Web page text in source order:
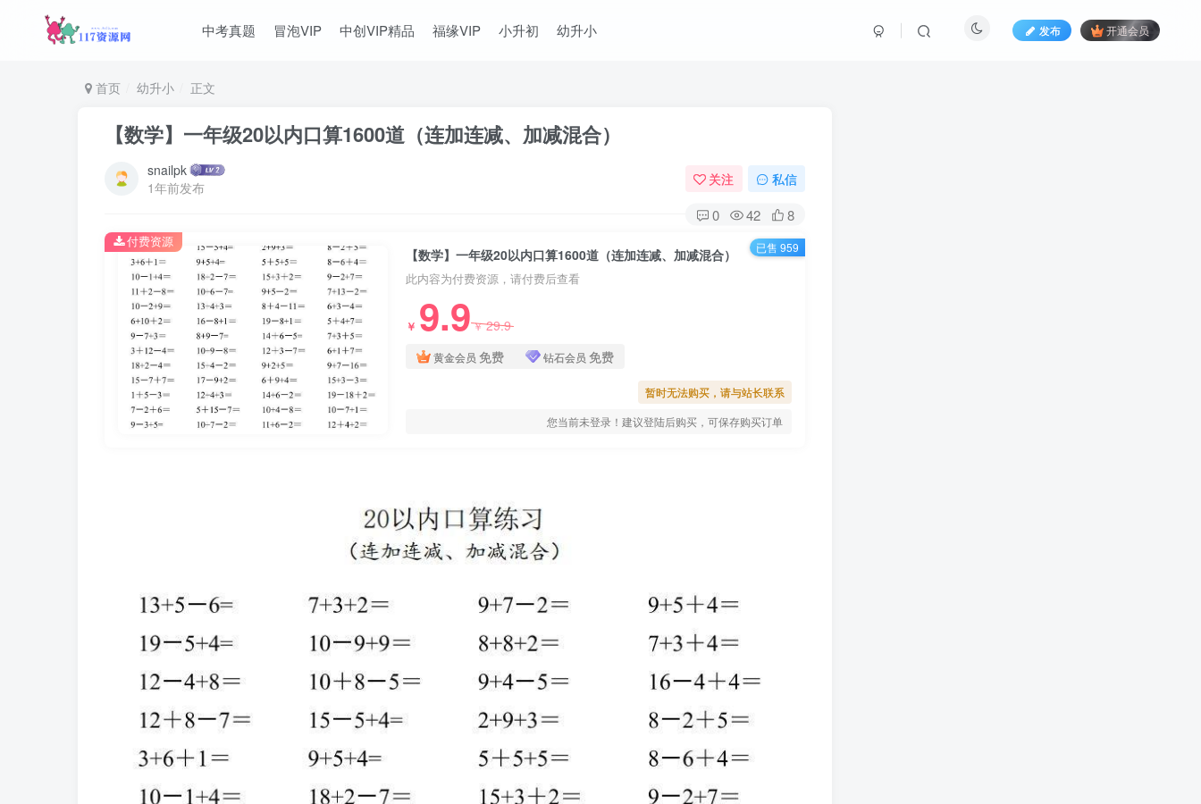
中考真题 冒泡VIP 中创VIP精品 福缘VIP 小升初 幼升小 发布 开通会员
首页 幼升小 正文
【数学】一年级20以内口算1600道（连加连减、加减混合）
snailpk
1年前发布
关注 私信
0 42 8
【数学】一年级20以内口算1600道（连加连减、加减混合）
此内容为付费资源，请付费后查看
￥ 9.9￥29.9
黄金会员 免费 钻石会员 免费
暂时无法购买，请与站长联系
您当前未登录！建议登陆后购买，可保存购买订单
付费资源 已售 959